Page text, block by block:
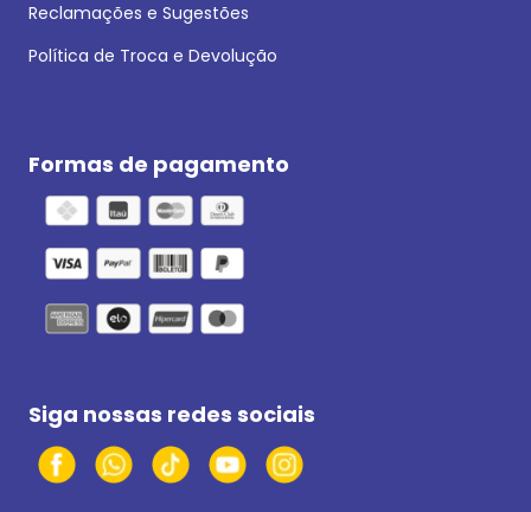
Reclamações e Sugestões
Política de Troca e Devolução
Formas de pagamento
Siga nossas redes sociais